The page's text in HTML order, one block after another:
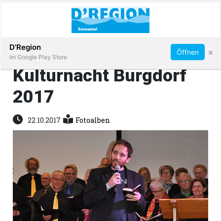
Immobilien
Veranstaltungen
Stellen
E-
Paper
App
Abonnieren
Kulturnacht Burgdorf
2017
22.10.2017 Fotoalben
D'Region
Im Google Play Store
Öffnen ×